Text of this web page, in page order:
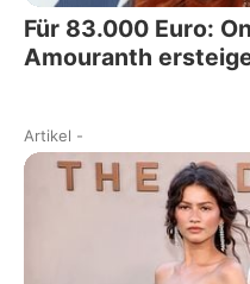
Für 83.000 Euro:
Amouranth
Artikel -